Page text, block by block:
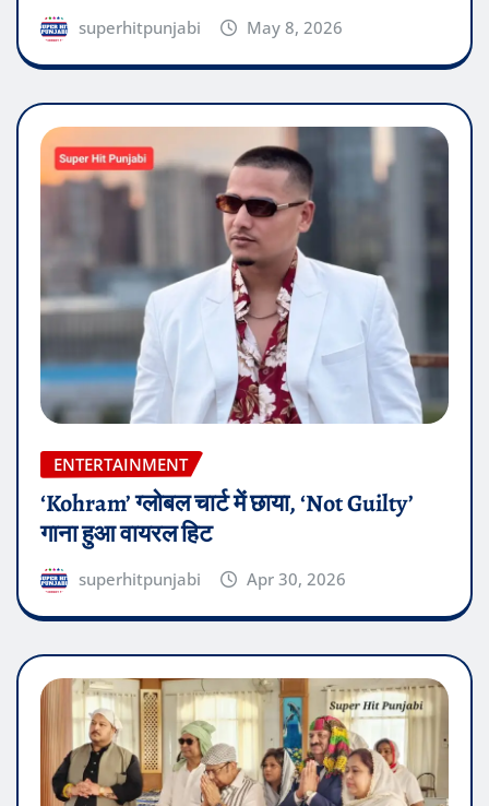
superhitpunjabi May 8, 2026
ENTERTAINMENT
‘Kohram’ ग्लोबल चार्ट में छाया, ‘Not Guilty’
गाना हुआ वायरल हिट
superhitpunjabi Apr 30, 2026